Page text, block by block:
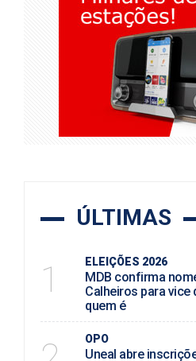
ÚLTIMAS
1 ELEIÇÕES 2026
MDB confirma
Calheiros para vice
quem é
OPO
Uneal abre